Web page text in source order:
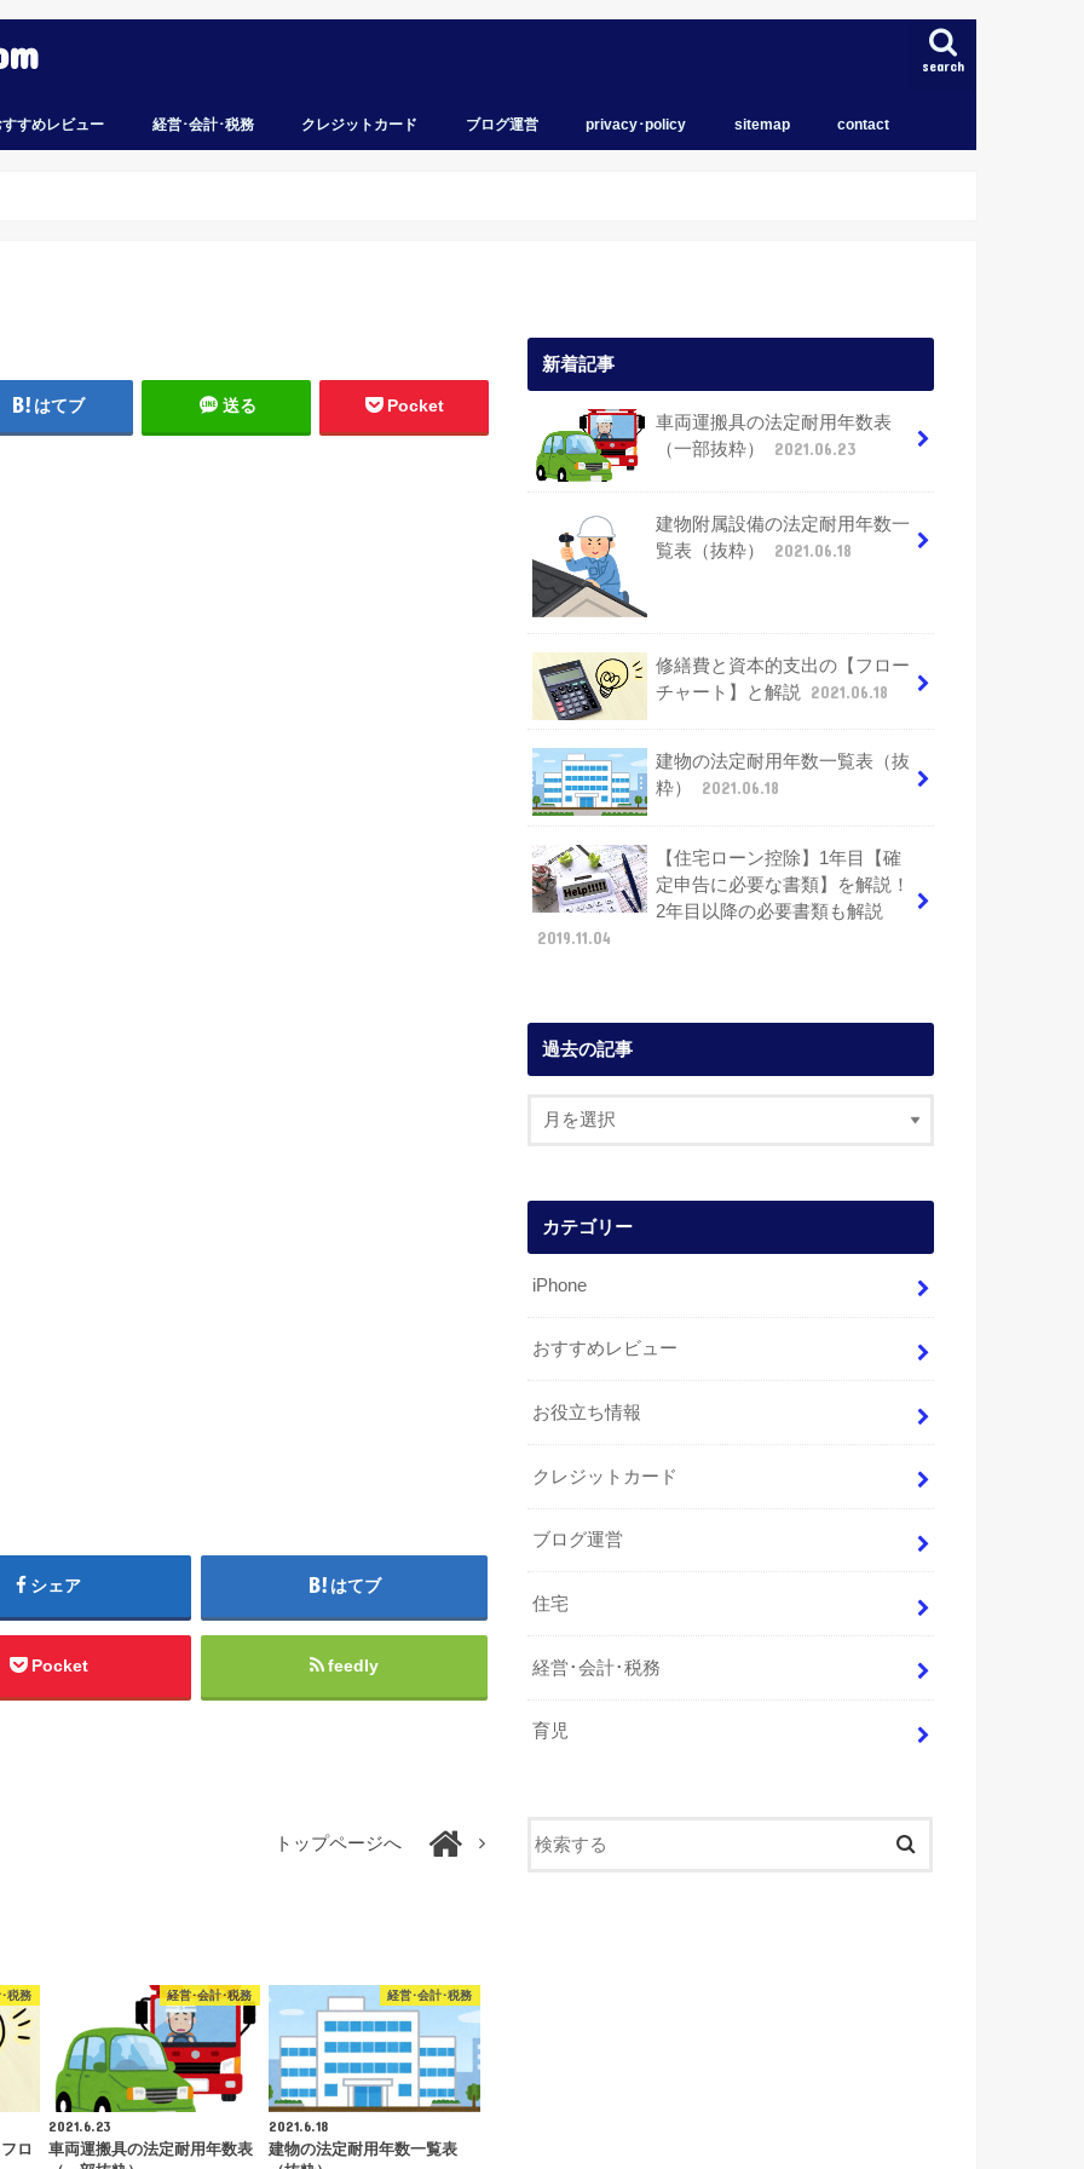
search
すめレビュー 経営･会計･税務 クレジットカード ブログ運営 privacy･policy sitemap contact
はてブ 送る Pocket
シェア はてブ
Pocket feedly
トップページへ
税務
ロ
経営･会計･税務
2021.6.23
車両運搬具の法定耐用年数表
経営･会計･税務
2021.6.18
建物の法定耐用年数一覧表
新着記事
車両運搬具の法定耐用年数表
（一部抜粋）
2021.06.23
建物附属設備の法定耐用年数一
覧表（抜粋）
2021.06.18
修繕費と資本的支出の【フロー
チャート】と解説
2021.06.18
建物の法定耐用年数一覧表（抜
粋）
2021.06.18
【住宅ローン控除】1年目【確
定申告に必要な書類】を解説！
2年目以降の必要書類も解説
2019.11.04
過去の記事
カテゴリー
iPhone
おすすめレビュー
お役立ち情報
クレジットカード
ブログ運営
住宅
経営･会計･税務
育児